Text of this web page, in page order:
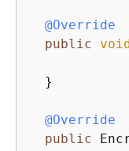
@Override
public
  }
@Override
public